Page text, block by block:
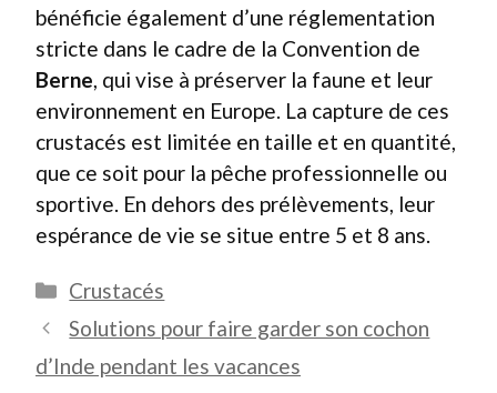
bénéficie également d’une réglementation
stricte dans le cadre de la Convention de
Berne , qui vise à préserver la faune et leur
environnement en Europe. La capture de ces
crustacés est limitée en taille et en quantité,
que ce soit pour la pêche professionnelle ou
sportive. En dehors des prélèvements, leur
espérance de vie se situe entre 5 et 8 ans.
Catégories
Crustacés
Solutions pour faire garder son cochon
d’Inde pendant les vacances